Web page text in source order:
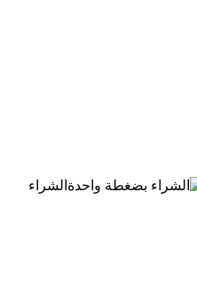
الشراء